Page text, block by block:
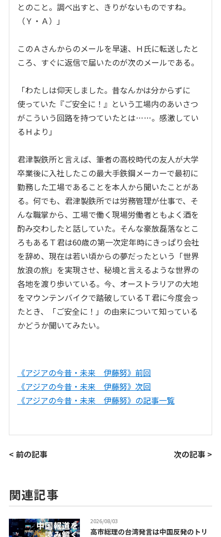
とのこと。調べ出すと、きりがないものですね。
（Ｙ・Ａ）」
このＡさんからのメールを早速、Ｈ氏に転送したと
ころ、すぐに返信で届いたのが次のメールである。
「わたしは仰天しました。昔なんかは分からずに
使っていた『ご安全に！』という工場内のあいさつ
がこういう回路を持つていたとは……。感激してい
るＨより」
君津製鉄所と言えば、筆者の高校時代の友人が大学
卒業後に入社したこの最大手鉄鋼メーカーで最初に
勤務した工場であることを本人から聞いたことがあ
る。何でも、君津製鉄所では労務管理が仕事で、そ
んな職掌から、工場で働く現場労働者ともよく酒を
酌み交わしたと話していた。そんな豪放磊落なとこ
ろもあるＴ君は60歳の第一次定年時にきっぱり会社
を辞め、現在は若い頃からの夢だったという「世界
放浪の旅」を実現させ、秘境と言えるような世界の
各地を渡り歩いている。今、オーストラリアの大地
をマウンテンバイクで踏破しているＴ君に今度会っ
たとき、「ご安全に！」の由来について知っている
かどうか聞いてみたい。
《アジアの今昔・未来 伊藤努》前回
《アジアの今昔・未来 伊藤努》次回
《アジアの今昔・未来 伊藤努》の記事一覧
< 前の記事 次の記事 >
関連記事
2026/08/03
高市総理の台湾発言は中国反発のトリ